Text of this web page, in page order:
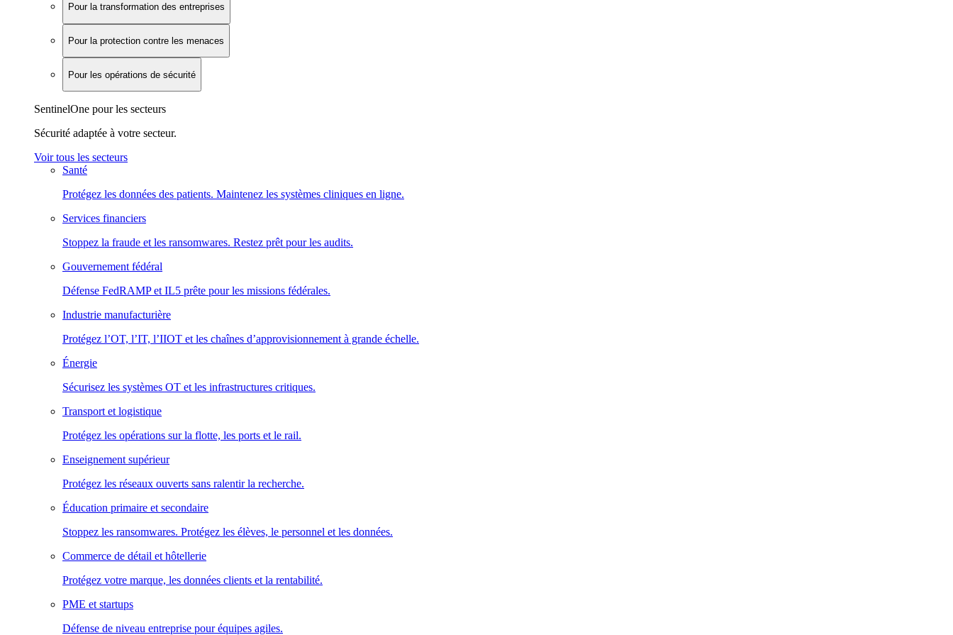
Pour la transformation des entreprises
Pour la protection contre les menaces
Pour les opérations de sécurité
SentinelOne pour les secteurs
Sécurité adaptée à votre secteur.
Voir tous les secteurs
Santé
Protégez les données des patients. Maintenez les systèmes cliniques en ligne.
Services financiers
Stoppez la fraude et les ransomwares. Restez prêt pour les audits.
Gouvernement fédéral
Défense FedRAMP et IL5 prête pour les missions fédérales.
Industrie manufacturière
Protégez l’OT, l’IT, l’IIOT et les chaînes d’approvisionnement à grande échelle.
Énergie
Sécurisez les systèmes OT et les infrastructures critiques.
Transport et logistique
Protégez les opérations sur la flotte, les ports et le rail.
Enseignement supérieur
Protégez les réseaux ouverts sans ralentir la recherche.
Éducation primaire et secondaire
Stoppez les ransomwares. Protégez les élèves, le personnel et les données.
Commerce de détail et hôtellerie
Protégez votre marque, les données clients et la rentabilité.
PME et startups
Défense de niveau entreprise pour équipes agiles.